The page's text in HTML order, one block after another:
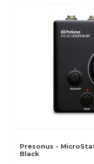
Presonus -
Black